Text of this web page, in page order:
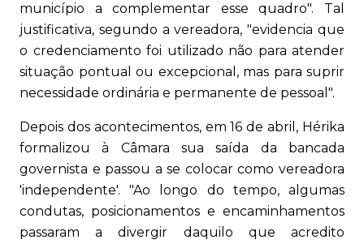
município a complementar esse quadro". Tal
justificativa, segundo a vereadora, "evidencia que
o credenciamento foi utilizado não para atender
situação pontual ou excepcional, mas para suprir
necessidade ordinária e permanente de pessoal".
Depois dos acontecimentos, em 16 de abril, Hérika
formalizou à Câmara sua saída da bancada
governista e passou a se colocar como vereadora
'independente'. "Ao longo do tempo, algumas
condutas, posicionamentos e encaminhamentos
passaram a divergir daquilo que acredito